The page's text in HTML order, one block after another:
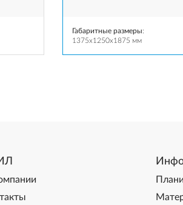
Габаритные размеры:
1375x1250x1875 мм